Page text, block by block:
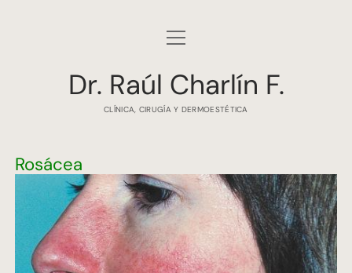
INICIO
AGENDAR HORA
LUGARES DE ATENCIÓN
CAÍDA DEL PELO
ENFERMEDADES DE LA PIEL
BLOG
abrir
Dr. Raúl Charlín F.
CLÍNICA, CIRUGÍA Y DERMOESTÉTICA
Rosácea